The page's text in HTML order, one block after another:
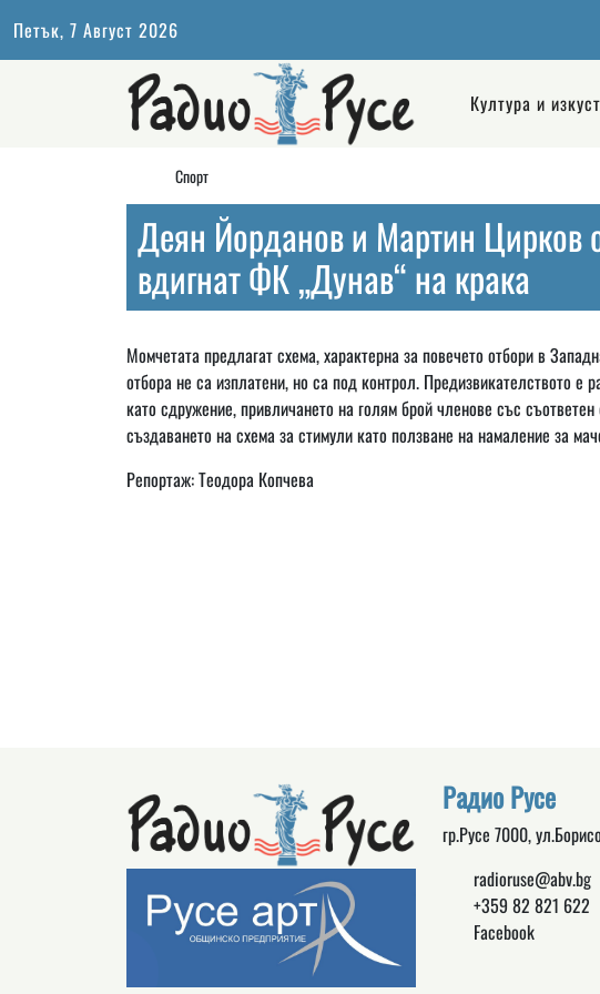
Петък, 7 Август 2026
Култура и
Спорт
Деян Йорданов и Мартин Цирков
вдигнат ФК „Дунав“ на крака
Момчетата предлагат схема, характерна за повечето отбори в
отбора не са изплатени, но са под контрол. Предизвикателството е
като сдружение, привличането на голям брой членове със
създаването на схема за стимули като ползване на намаление за
Репортаж: Теодора Копчева
Радио Русе
гр.Русе 7000,
radioruse@abv.bg
+359 82 821 622
Facebook